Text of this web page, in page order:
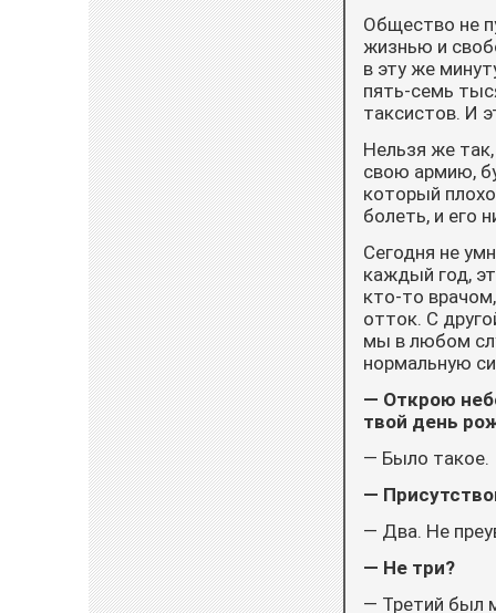
Общество не
жизнью и
в эту же
пять-семь
таксистов. И
Нельзя же
свою армию,
который
болеть, и его
Сегодня не
каждый год,
кто-то
отток. С
мы в любом
нормальную
— Открою
твой день
— Было такое.
—
— Два. Не
— Не три?
— Третий был